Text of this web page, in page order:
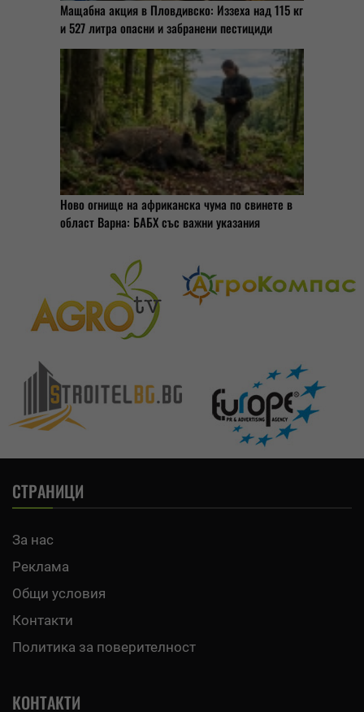
Мащабна акция в Пловдивско: Иззеха над 115 кг
и 527 литра опасни и забранени пестициди
Ново огнище на африканска чума по свинете в
област Варна: БАБХ със важни указания
СТРАНИЦИ
За нас
Реклама
Общи условия
Контакти
Политика за поверителност
КОНТАКТИ